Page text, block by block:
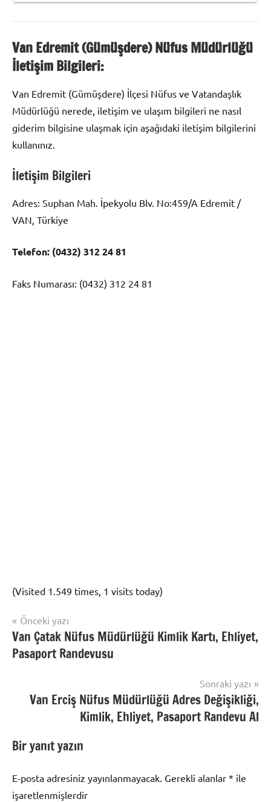
Van Edremit (Gümüşdere) Nüfus Müdürlüğü
İletişim Bilgileri:
Van Edremit (Gümüşdere) İlçesi Nüfus ve Vatandaşlık
Müdürlüğü nerede, iletişim ve ulaşım bilgileri ne nasıl
giderim bilgisine ulaşmak için aşağıdaki iletişim bilgilerini
kullanınız.
İletişim Bilgileri
Adres: Suphan Mah. İpekyolu Blv. No:459/A Edremit /
VAN, Türkiye
Telefon: (0432) 312 24 81
Faks Numarası: (0432) 312 24 81
(Visited 1.549 times, 1 visits today)
Nüfus
Randevu
Yazı
gezinmesi
Önceki yazı
Van Çatak Nüfus Müdürlüğü Kimlik Kartı, Ehliyet,
Pasaport Randevusu
Sonraki yazı
Van Erciş Nüfus Müdürlüğü Adres Değişikliği,
Kimlik, Ehliyet, Pasaport Randevu Al
Bir yanıt yazın
E-posta adresiniz yayınlanmayacak. Gerekli alanlar * ile
işaretlenmişlerdir